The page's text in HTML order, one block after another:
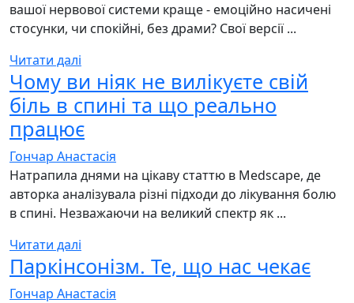
вашої нервової системи краще - емоційно насичені
стосунки, чи спокійні, без драми? Свої версії ...
Читати далі
Чому ви ніяк не вилікуєте свій
біль в спині та що реально
працює
Гончар Анастасія
Натрапила днями на цікаву статтю в Medscape, де
авторка аналізувала різні підходи до лікування болю
в спині. Незважаючи на великий спектр як ...
Читати далі
Паркінсонізм. Те, що нас чекає
Гончар Анастасія